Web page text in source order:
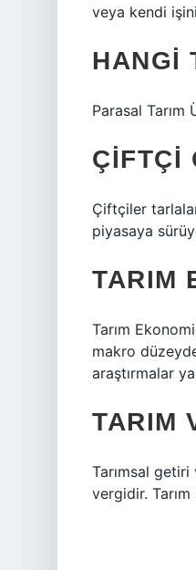
veya kendi
HANGI
Parasal Tarım
ÇIFTÇI
Çiftçiler
piyasaya
TARIM
Tarım
makro
araştırmalar
TARIM
Tarımsal
vergidir.